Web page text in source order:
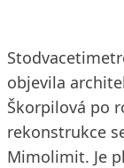
objevila
Škorpilová po
rekonstrukce
Mimolimit. Je